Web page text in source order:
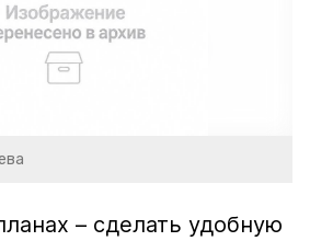
– сделать удобную